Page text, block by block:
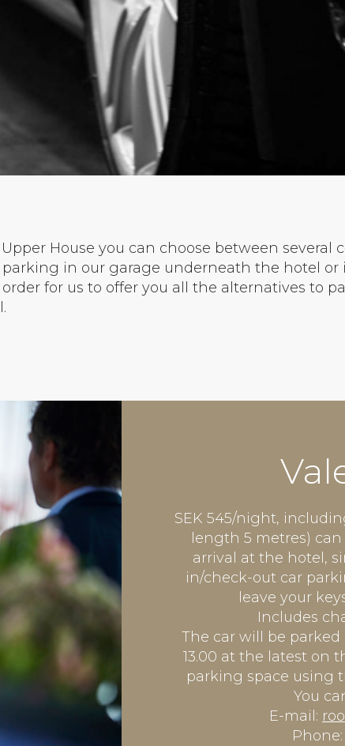
House you can choose between several
in our garage underneath the hotel or
order for us to offer you all the alternatives to
SEK 545/night,
length 5 metres)
arrival at the hotel,
in/check-out car
leave your
Includes
The car will be
13.00 at the latest on
parking space using
You
E-mail:
Phone: